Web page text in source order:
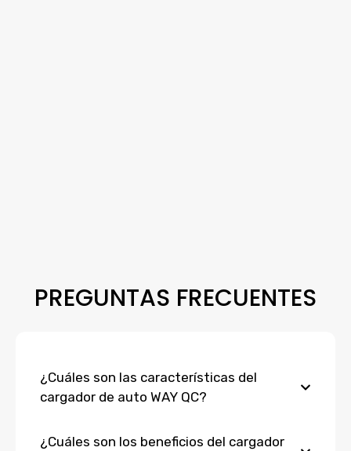
PREGUNTAS FRECUENTES
¿Cuáles son las características del
cargador de auto WAY QC?
¿Cuáles son los beneficios del cargador